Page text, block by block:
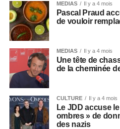
MEDIAS Il y a 4 mois
Pascal Praud
de vouloir
MEDIAS Il y a 4 mois
Une tête de
de la cheminée
CULTURE Il y a 4 mois
Le JDD accuse
ombres » de
des nazis